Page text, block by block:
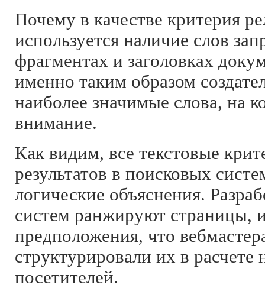
Почему в качестве критерия
используется наличие слов
фрагментах и заголовках
именно таким образом
наиболее значимые слова, на
внимание.
Как видим, все текстовые
результатов в поисковых
логические объяснения.
систем ранжируют страницы,
предположения, что
структурировали их в
посетителей.